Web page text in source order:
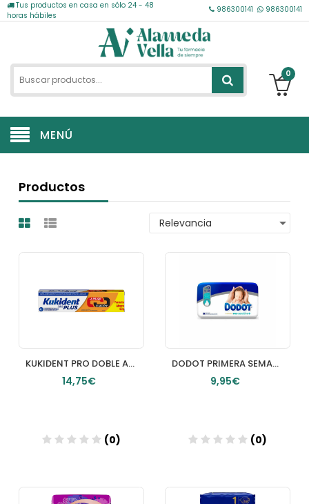
Tus productos en casa en sólo 24 - 48
horas hábiles
986300141 986300141
0
MENÚ
Productos
KUKIDENT PRO DOBLE ACCION CREMA ADHESIVA PARA DENTADURA POSTIZA NEUTRO 60 G
14,75€
(0)
Añadir
DODOT PRIMERA SEMANA HASTA 3 KG
9,95€
(0)
Añadir